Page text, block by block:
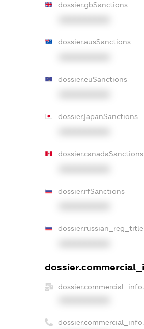
dossier.gbSanctions
dossier.ausSanctions
dossier.euSanctions
dossier.japanSanctions
dossier.canadaSanctions
dossier.rfSanctions
dossier.russian_reg_title